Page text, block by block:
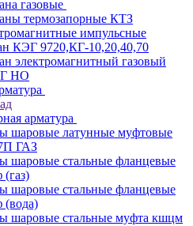
газовые
термозапорные КТЗ
импульсные
КЭГ 9720,КГ-10,20,40,70
электромагнитный газовый
НО
арматура
шаровые латунные муфтовые
ГАЗ
шаровые стальные фланцевые
шаровые стальные фланцевые
шаровые стальные муфта кшцм